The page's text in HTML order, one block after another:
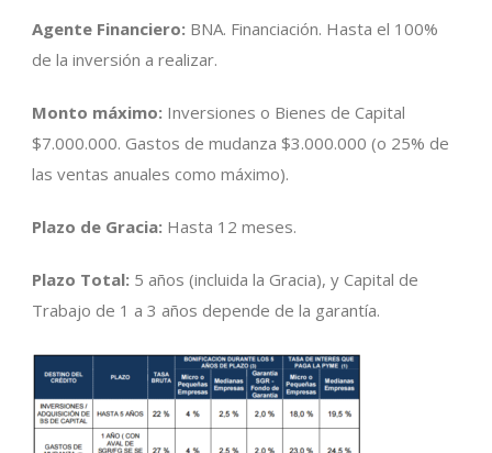
Agente Financiero: BNA. Financiación. Hasta el 100%
de la inversión a realizar.
Monto máximo: Inversiones o Bienes de Capital
$7.000.000. Gastos de mudanza $3.000.000 (o 25% de
las ventas anuales como máximo).
Plazo de Gracia: Hasta 12 meses.
Plazo Total: 5 años (incluida la Gracia), y Capital de
Trabajo de 1 a 3 años depende de la garantía.